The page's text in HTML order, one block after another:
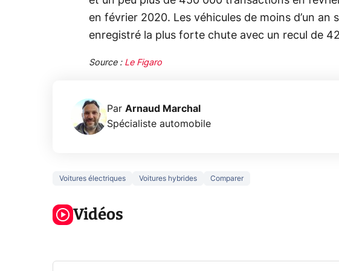
en février 2020. Les véhicules de moins d’un an
enregistré la plus forte chute avec un recul de
Source :Le Figaro
Par Arnaud Marchal
Spécialiste automobile
Voitures électriques Voitures hybrides Comparer
Vidéos
la prochaine
Xbox !